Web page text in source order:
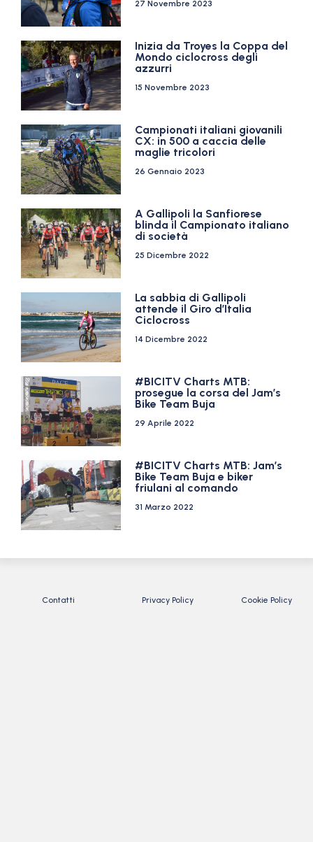
27 Novembre 2023
Inizia da Troyes la Coppa del
Mondo ciclocross degli
azzurri
15 Novembre 2023
Campionati italiani giovanili
CX: in 500 a caccia delle
maglie tricolori
26 Gennaio 2023
A Gallipoli la Sanfiorese
blinda il Campionato italiano
di società
25 Dicembre 2022
La sabbia di Gallipoli
attende il Giro d’Italia
Ciclocross
14 Dicembre 2022
#BICITV Charts MTB:
prosegue la corsa del Jam’s
Bike Team Buja
29 Aprile 2022
#BICITV Charts MTB: Jam’s
Bike Team Buja e biker
friulani al comando
31 Marzo 2022
Contatti Privacy Policy Cookie Policy